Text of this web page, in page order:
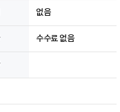
없음
수수료 없음